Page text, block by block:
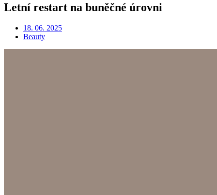
Letní restart na buněčné úrovni
18. 06. 2025
Beauty